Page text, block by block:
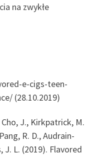
na zwykłe
e-cigs-teen-
(28.10.2019)
J., Kirkpatrick, M.
R. D., Audrain-
L. (2019). Flavored